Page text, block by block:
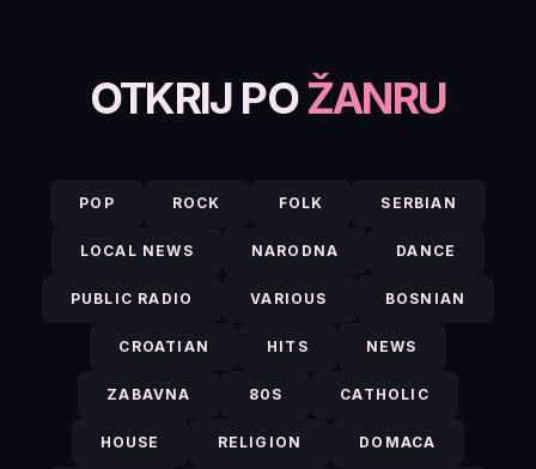
OTKRIJ POŽANRU
POP ROCK FOLK SERBIAN
LOCAL NEWS NARODNA DANCE
PUBLIC RADIO VARIOUS BOSNIAN
CROATIAN HITS NEWS
ZABAVNA 80S CATHOLIC
HOUSE RELIGION DOMACA